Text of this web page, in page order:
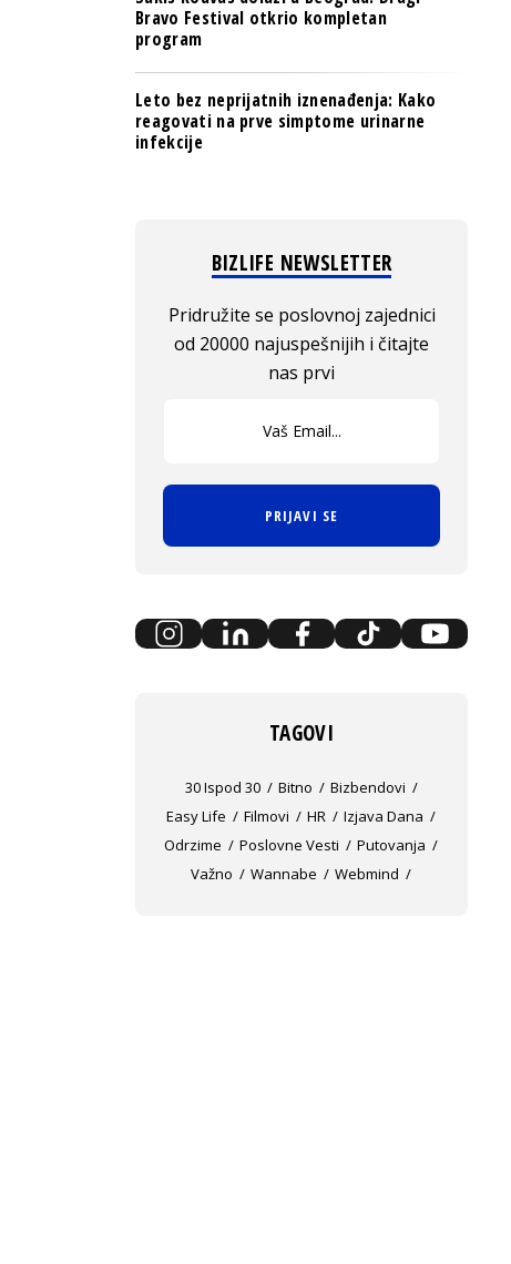
Bravo Festival otkrio kompletan
program
Leto bez neprijatnih iznenađenja: Kako
reagovati na prve simptome urinarne
infekcije
BIZLIFE NEWSLETTER
Pridružite se poslovnoj zajednici
od 20000 najuspešnijih i čitajte
nas prvi
PRIJAVI SE
TAGOVI
30 Ispod 30 Bitno
Bizbendovi
Easy Life
Filmovi HR
Izjava Dana
Odrzime
Poslovne Vesti
Putovanja
Važno
Wannabe Webmind